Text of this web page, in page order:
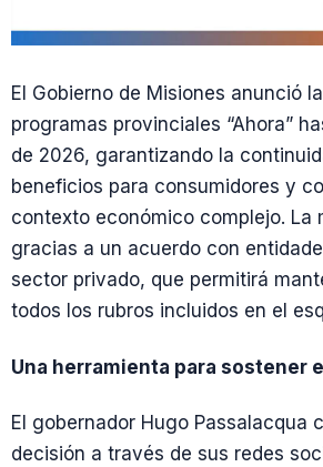
El Gobierno de Misiones anunció
programas provinciales “Ahora”
de 2026, garantizando la
beneficios para consumidores y
contexto económico complejo. La
gracias a un acuerdo con
sector privado, que permitirá
todos los rubros incluidos en el
Una herramienta para sostener
El gobernador Hugo Passalacqua
decisión a través de sus redes